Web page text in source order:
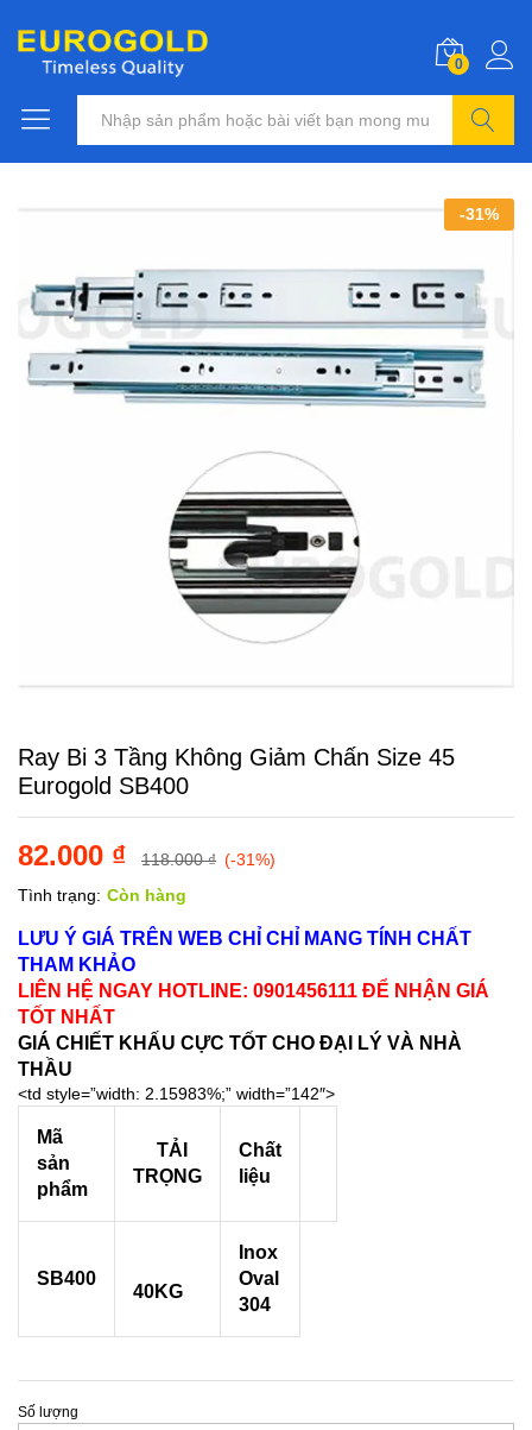
0
-31%
Ray Bi 3 Tầng Không Giảm Chấn Size 45
Eurogold SB400
82.000 ₫ 118.000₫ (-31%)
Tình trạng: Còn hàng
LƯU Ý GIÁ TRÊN WEB CHỈ CHỈ MANG TÍNH CHẤT
THAM KHẢO
LIÊN HỆ NGAY HOTLINE: 0901456111 ĐỂ NHẬN GIÁ
TỐT NHẤT
GIÁ CHIẾT KHẤU CỰC TỐT CHO ĐẠI LÝ VÀ NHÀ
THẦU
<td style=”width: 2.15983%;” width=”142″>
Mã
sản
phẩm
TẢI
TRỌNG
Chất
liệu
SB400
40KG
Inox
Oval
304
Ray
Số lượng